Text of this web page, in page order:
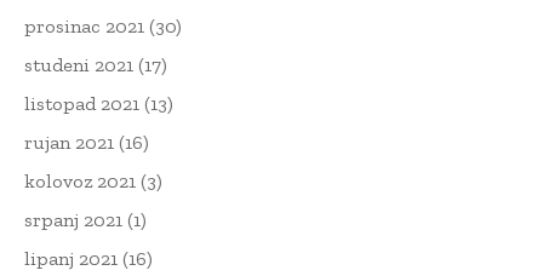
prosinac 2021 (30)
studeni 2021 (17)
listopad 2021 (13)
rujan 2021 (16)
kolovoz 2021 (3)
srpanj 2021 (1)
lipanj 2021 (16)